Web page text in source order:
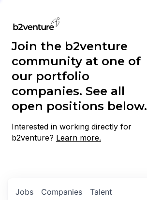
Join the b2venture
community at one of
our portfolio
companies. See all
open positions below.
Interested in working directly for
b2venture? Learn more.
Jobs Companies Talent